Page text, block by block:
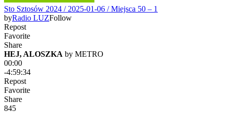
Sto Sztosów 2024 / 2025-01-06 / Miejsca 50 – 1
byRadio LUZFollow
Repost
Favorite
Share
HEJ, ALOSZKA by METRO
00:00
-4:59:34
Repost
Favorite
Share
845